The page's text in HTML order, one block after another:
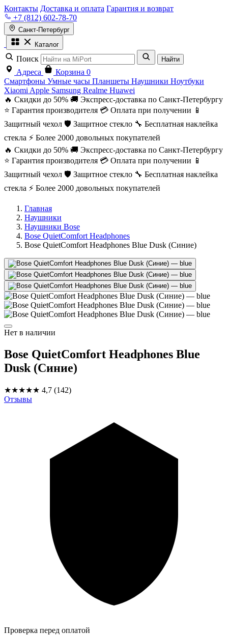
Контакты Доставка и оплата Гарантия и возврат
+7 (812) 602-78-70
Санкт-Петербург
Каталог
Поиск Найти
Адреса Корзина 0
Смартфоны Умные часы Планшеты Наушники Ноутбуки
Xiaomi Apple Samsung Realme Huawei
🔥 Скидки до 50% 🚚 Экспресс-доставка по Санкт-Петербургу
⭐ Гарантия производителя 💳 Оплата при получении 📱
Защитный чехол 🛡️ Защитное стекло 🔧 Бесплатная наклейка
стекла ⚡ Более 2000 довольных покупателей
🔥 Скидки до 50% 🚚 Экспресс-доставка по Санкт-Петербургу
⭐ Гарантия производителя 💳 Оплата при получении 📱
Защитный чехол 🛡️ Защитное стекло 🔧 Бесплатная наклейка
стекла ⚡ Более 2000 довольных покупателей
Главная
Наушники
Наушники Bose
Bose QuietComfort Headphones
Bose QuietComfort Headphones Blue Dusk (Синие)
Нет в наличии
Bose QuietComfort Headphones Blue
Dusk (Синие)
★★★★★ 4,7 (142)
Отзывы
Проверка перед оплатой